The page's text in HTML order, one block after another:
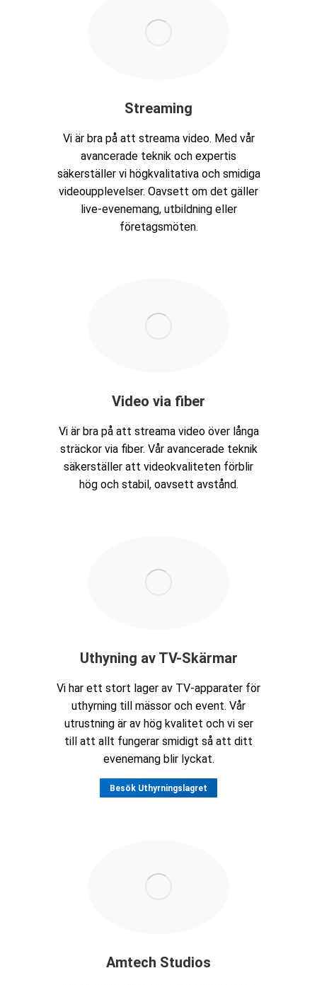
Streaming
Vi är bra på att streama video. Med vår
avancerade teknik och expertis
säkerställer vi högkvalitativa och smidiga
videoupplevelser. Oavsett om det gäller
live-evenemang, utbildning eller
företagsmöten.
Video via fiber
Vi är bra på att streama video över långa
sträckor via fiber. Vår avancerade teknik
säkerställer att videokvaliteten förblir
hög och stabil, oavsett avstånd.
Uthyning av TV-Skärmar
Vi har ett stort lager av TV-apparater för
uthyrning till mässor och event. Vår
utrustning är av hög kvalitet och vi ser
till att allt fungerar smidigt så att ditt
evenemang blir lyckat.
Besök Uthyrningslagret
Amtech Studios